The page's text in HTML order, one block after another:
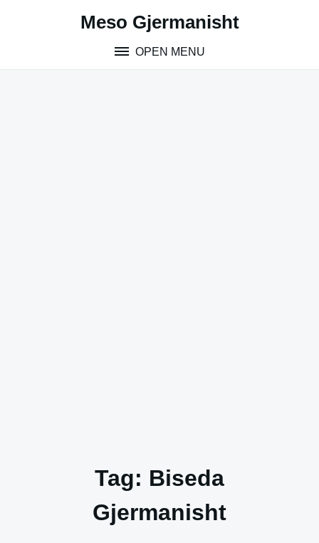
Meso Gjermanisht
OPEN MENU
Tag: Biseda
Gjermanisht